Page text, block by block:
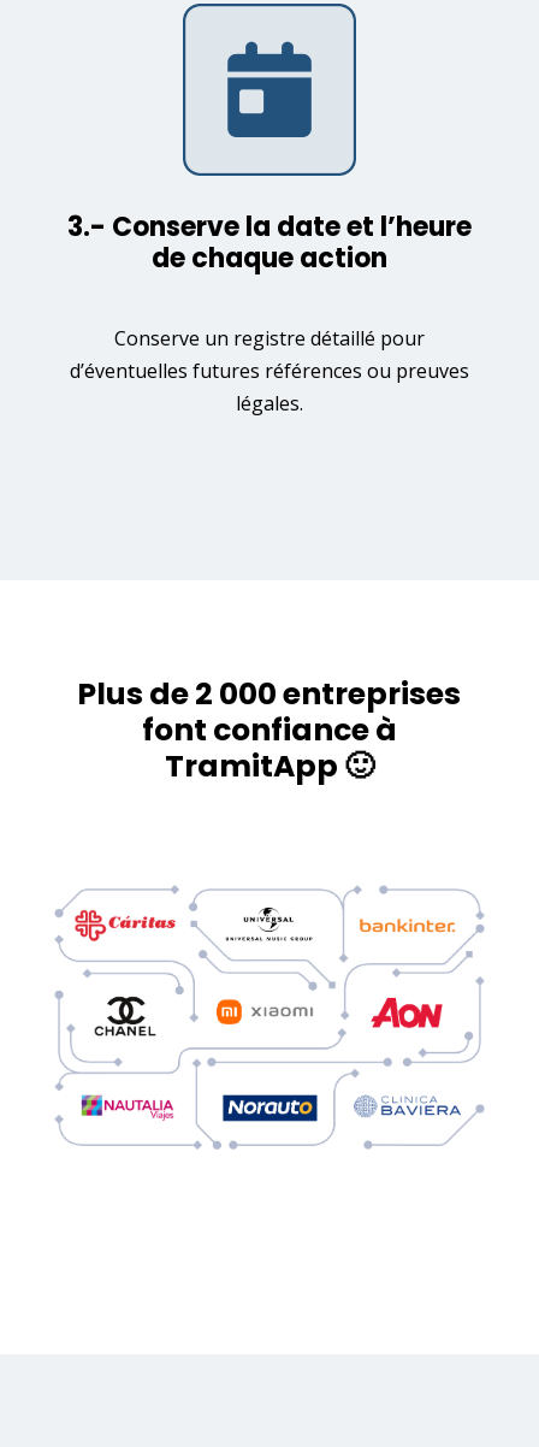
3.- Conserve la date et l’heure
de chaque action
Conserve un registre détaillé pour
d’éventuelles futures références ou preuves
légales.
Plus de 2 000 entreprises
font confiance à
TramitApp 🙂